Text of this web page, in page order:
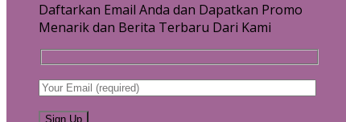
Daftarkan Email Anda dan Dapatkan Promo
Menarik dan Berita Terbaru Dari Kami